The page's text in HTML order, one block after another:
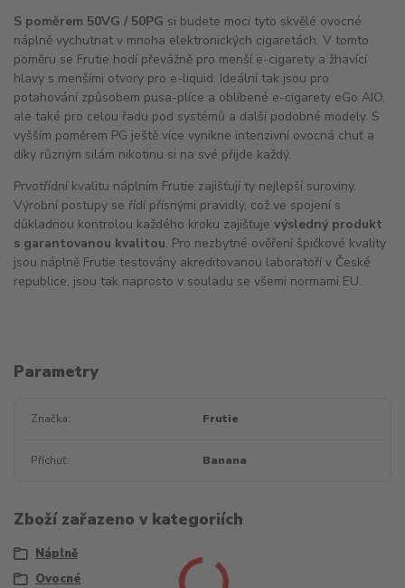
S poměrem 50VG / 50PG si budete moci tyto skvělé ovocné
náplně vychutnat v mnoha elektronických cigaretách. V tomto
poměru se Frutie hodí převážně pro menší e-cigarety a žhavící
hlavy s menšími otvory pro e-liquid. Ideální tak jsou pro
potahování způsobem pusa-plíce a oblíbené e-cigarety eGo AIO,
ale také pro celou řadu pod systémů a další podobné modely. S
vyšším poměrem PG ještě více vynikne intenzivní ovocná chuť a
díky různým silám nikotinu si na své přijde každý.
Prvotřídní kvalitu náplním Frutie zajišťují ty nejlepší suroviny.
Výrobní postupy se řídí přísnými pravidly, což ve spojení s
důkladnou kontrolou každého kroku zajišťuje výsledný produkt
s garantovanou kvalitou. Pro nezbytné ověření špičkové kvality
jsou náplně Frutie testovány akreditovanou laboratoří v České
republice, jsou tak naprosto v souladu se všemi normami EU.
Parametry
Značka Frutie
Příchuť Banana
Zboží zařazeno v kategoriích
Náplně
Ovocné